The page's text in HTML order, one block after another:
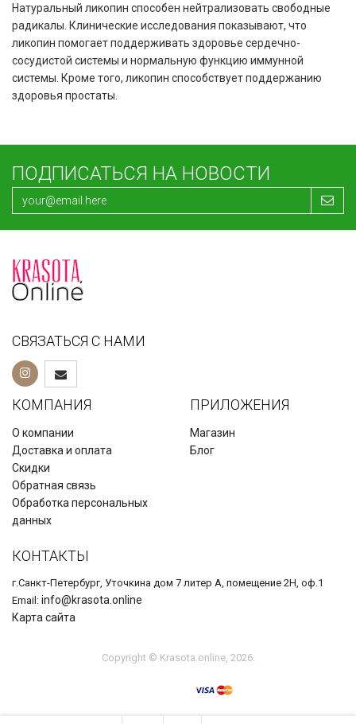
Натуральный ликопин способен нейтрализовать свободные
радикалы. Клинические исследования показывают, что
ликопин помогает поддерживать здоровье сердечно-
сосудистой системы и нормальную функцию иммунной
системы. Кроме того, ликопин способствует поддержанию
здоровья простаты.
ПОДПИСАТЬСЯ НА НОВОСТИ
СВЯЗАТЬСЯ С НАМИ
КОМПАНИЯ
О компании
Доставка и оплата
Скидки
Обратная связь
Обработка персональных
данных
ПРИЛОЖЕНИЯ
Магазин
Блог
КОНТАКТЫ
г.Санкт-Петербург, Уточкина дом 7 литер А, помещение 2Н, оф.1
Email: info@krasota.online
Карта сайта
Copyright © Krasota.online, 2026.